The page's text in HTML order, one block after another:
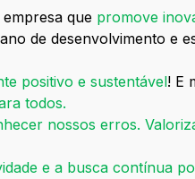
que promove
de desenvolvimento e
positivo e sustentável! E
todos.
nossos erros.
e a busca contínua